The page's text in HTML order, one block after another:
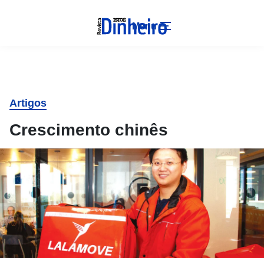
Menu
Artigos
Crescimento chinês